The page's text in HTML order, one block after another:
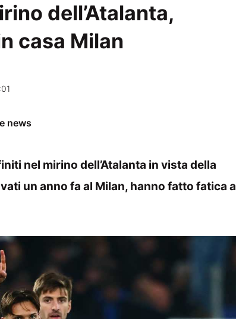
dell’Atalanta,
casa Milan
news
nel mirino dell’Atalanta in vista della
un anno fa al Milan, hanno fatto fatica a